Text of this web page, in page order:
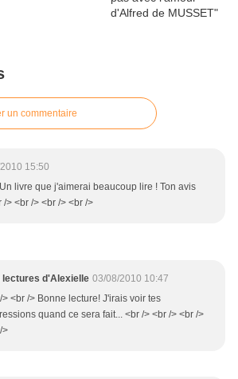
un commentaire
15:50
livre que j'aimerai beaucoup lire ! Ton avis
/> <br /> <br /> <br />
lectures d'Alexielle 03/08/2010 10:47
> <br /> Bonne lecture! J'irais voir tes
quand ce sera fait... <br /> <br /> <br />
>